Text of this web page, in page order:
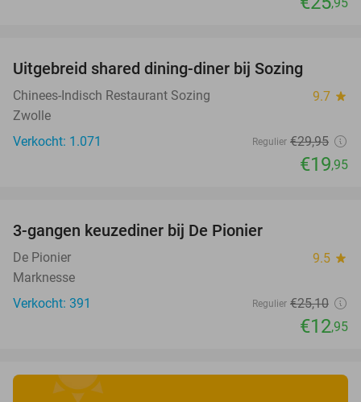
Uitgebreid shared dining-diner bij Sozing
Chinees-Indisch Restaurant Sozing 9.7 star
Zwolle
Verkocht: 1.071
Regulier €29,95
€19,95
3-gangen keuzediner bij De Pionier
De Pionier 9.5 star
Marknesse
Verkocht: 391
Regulier €25,10
€12,95